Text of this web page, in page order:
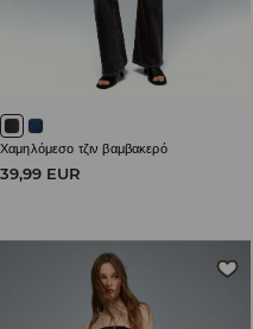
Χαμηλόμεσο τζιν βαμβακερό
39,99 EUR